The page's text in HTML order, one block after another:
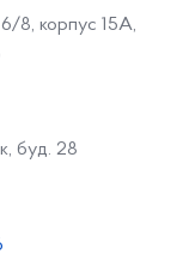
6/8, корпус 15А,
буд. 28